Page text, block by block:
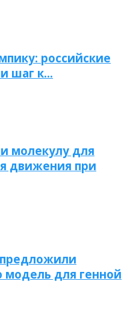
российские
шаг к…
молекулу для
движения при
модель для генной